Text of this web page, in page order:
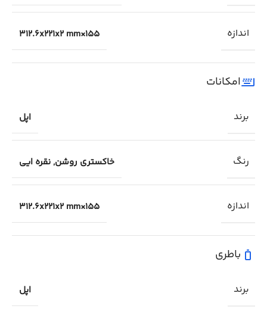
اندازه 155×312.6x221x2 mm
امکانات
برند اپل
رنگ خاکستری روشن,نقره ایی
اندازه 155×312.6x221x2 mm
باطری
برند اپل